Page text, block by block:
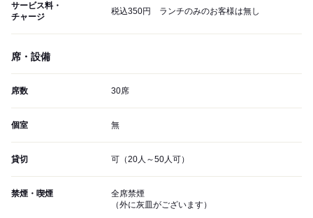
サービス料・
チャージ
税込350円 ランチのみのお客様は無し
席・設備
席数 30席
個室 無
貸切 可（20人～50人可）
禁煙・喫煙
全席禁煙
（外に灰皿がございます）